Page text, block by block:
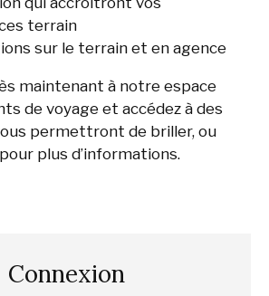
terrain
sur le terrain et en agence
maintenant à notre espace
de voyage et accédez à des
permettront de briller, ou
pour plus d’informations.
Connexion